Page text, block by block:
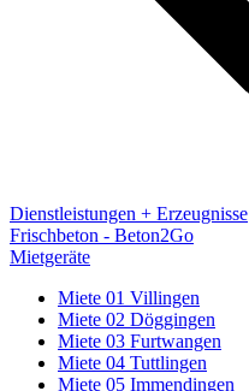
Dienstleistungen + Erzeugnisse
Frischbeton - Beton2Go
Mietgeräte
Miete 01 Villingen
Miete 02 Döggingen
Miete 03 Furtwangen
Miete 04 Tuttlingen
Miete 05 Immendingen